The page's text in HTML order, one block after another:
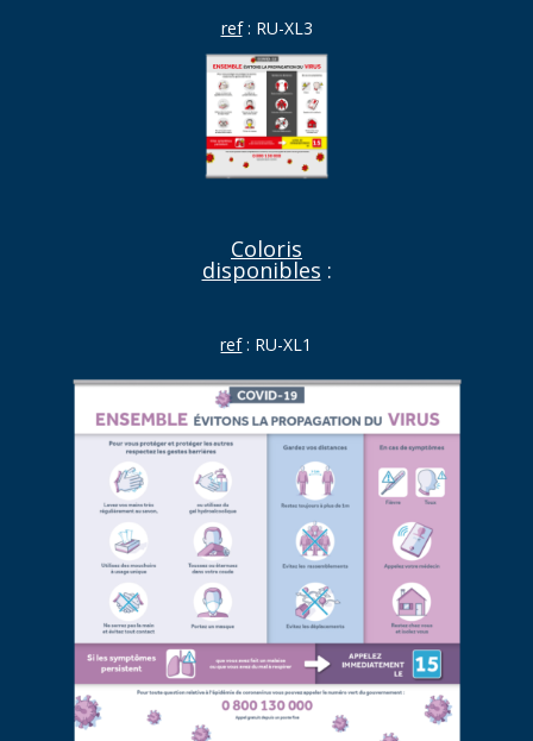
ref: RU-XL3
Coloris
disponibles :
ref: RU-XL1